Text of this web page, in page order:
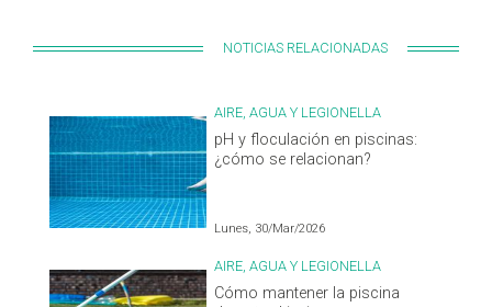
NOTICIAS RELACIONADAS
AIRE, AGUA Y LEGIONELLA
pH y floculación en piscinas:
¿cómo se relacionan?
Lunes, 30/Mar/2026
AIRE, AGUA Y LEGIONELLA
Cómo mantener la piscina